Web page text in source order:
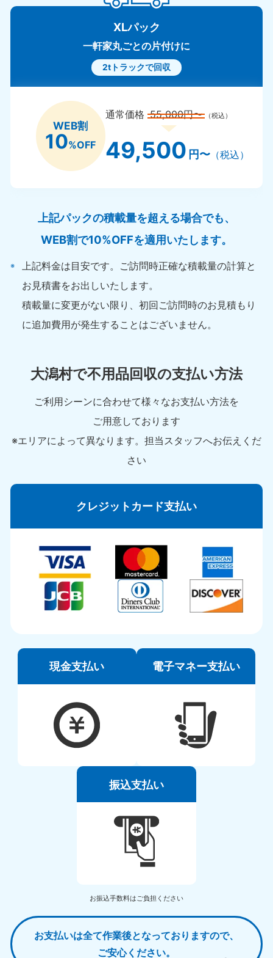
XLパック
一軒家丸ごとの片付けに
2tトラックで回収
WEB割
10%OFF
通常価格55,000円〜 （税込）
49,500 円〜（税込）
上記パックの積載量を超える場合でも、
WEB割で10%OFFを適用いたします。
上記料金は目安です。ご訪問時正確な積載量の計算と
お見積書をお出しいたします。
積載量に変更がない限り、初回ご訪問時のお見積もり
に追加費用が発生することはございません。
大潟村で不用品回収の支払い方法
ご利用シーンに合わせて様々なお支払い方法を
ご用意しております
※エリアによって異なります。担当スタッフへお伝えくだ
さい
クレジットカード支払い
現金支払い 電子マネー支払い
振込支払い
お振込手数料はご負担ください
お支払いは全て作業後となっておりますので、
ご安心ください。